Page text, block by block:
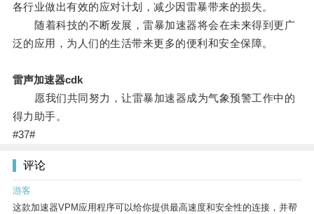
各行业做出有效的应对计划，减少因雷暴带来的损失。
随着科技的不断发展，雷暴加速器将会在未来得到更广
泛的应用，为人们的生活带来更多的便利和安全保障。
雷声加速器cdk
愿我们共同努力，让雷暴加速器成为气象预警工作中的
得力助手。
#37#
评论
游客
这款加速器VPM应用程序可以给你提供最高速度和安全性的连接，并帮